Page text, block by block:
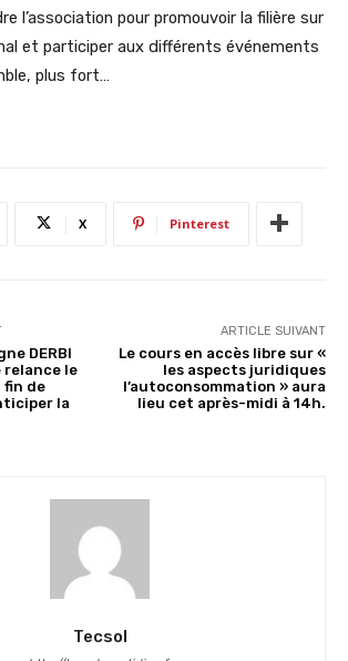
l’association pour promouvoir la filière sur
et participer aux différents événements
plus fort…
X Pinterest
DERBI
relance le
fin de
la
ARTICLE SUIVANT
Le cours en accès libre sur «
les aspects juridiques
l’autoconsommation » aura
lieu cet après-midi à 14h.
Tecsol